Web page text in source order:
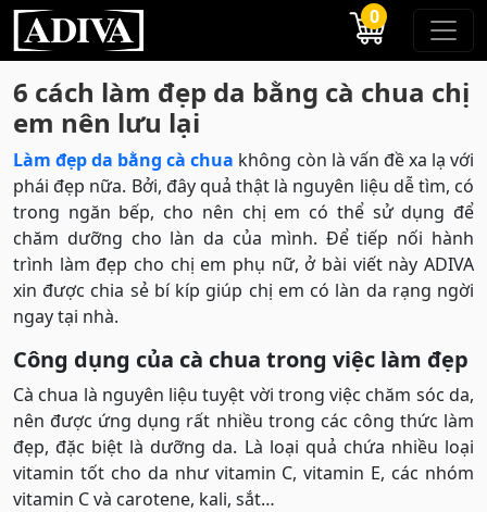
0
6 cách làm đẹp da bằng cà chua chị
em nên lưu lại
Làm đẹp da bằng cà chua không còn là vấn đề xa lạ với
phái đẹp nữa. Bởi, đây quả thật là nguyên liệu dễ tìm, có
trong ngăn bếp, cho nên chị em có thể sử dụng để
chăm dưỡng cho làn da của mình. Để tiếp nối hành
trình làm đẹp cho chị em phụ nữ, ở bài viết này ADIVA
xin được chia sẻ bí kíp giúp chị em có làn da rạng ngời
ngay tại nhà.
Công dụng của cà chua trong việc làm đẹp
Cà chua là nguyên liệu tuyệt vời trong việc chăm sóc da,
nên được ứng dụng rất nhiều trong các công thức làm
đẹp, đặc biệt là dưỡng da. Là loại quả chứa nhiều loại
vitamin tốt cho da như vitamin C, vitamin E, các nhóm
vitamin C và carotene, kali, sắt…